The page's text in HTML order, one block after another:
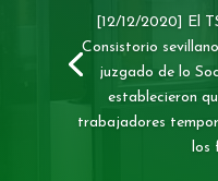
[12/12/2020] El
Consistorio
juzgado de lo
establecieron
trabajadores
los